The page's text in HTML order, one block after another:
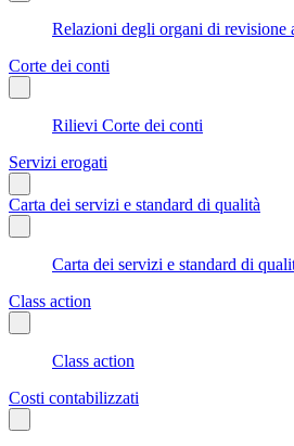
Relazioni degli organi di revisione
Corte dei conti
Rilievi Corte dei conti
Servizi erogati
Carta dei servizi e standard di qualità
Carta dei servizi e standard di
Class action
Class action
Costi contabilizzati